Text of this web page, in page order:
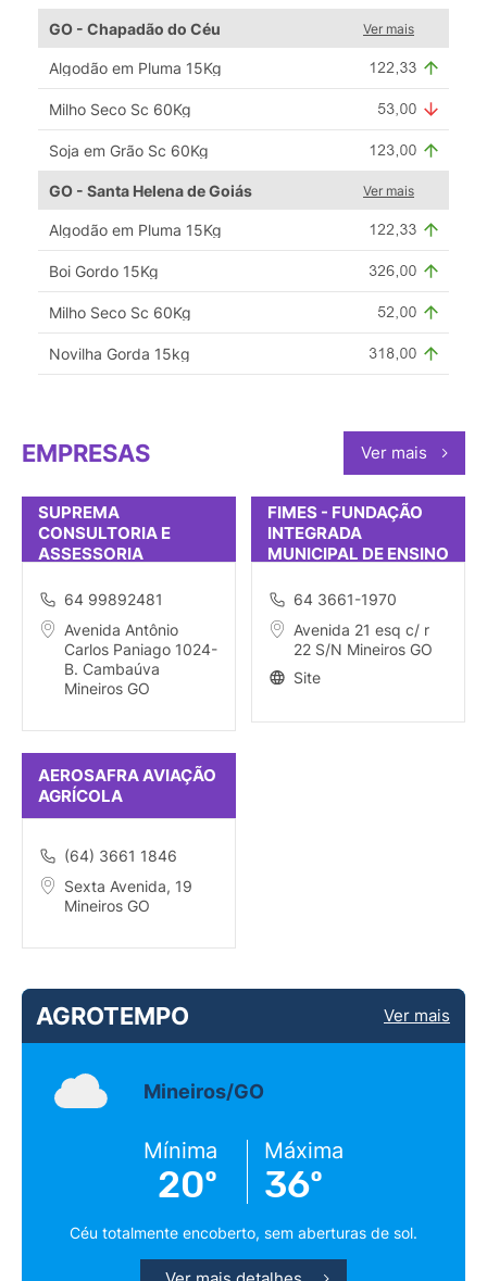
GO - Chapadão do Céu Ver mais
Algodão em Pluma 15Kg
Milho Seco Sc 60Kg
Soja em Grão Sc 60Kg
GO - Santa Helena de Goiás Ver mais
Algodão em Pluma 15Kg
Boi Gordo 15Kg
Milho Seco Sc 60Kg
Novilha Gorda 15kg
EMPRESAS Ver mais
SUPREMA
CONSULTORIA E
ASSESSORIA
64 99892481
Avenida Antônio
Carlos Paniago 1024-
B. Cambaúva
Mineiros GO
FIMES - FUNDAÇÃO
INTEGRADA
MUNICIPAL DE ENSINO
64 3661-1970
Avenida 21 esq c/ r
22 S/N Mineiros GO
Site
AEROSAFRA AVIAÇÃO
AGRÍCOLA
(64) 3661 1846
Sexta Avenida, 19
Mineiros GO
AGROTEMPO Ver mais
Mineiros/GO
Mínima
20º
Máxima
36º
Céu totalmente encoberto, sem aberturas de sol.